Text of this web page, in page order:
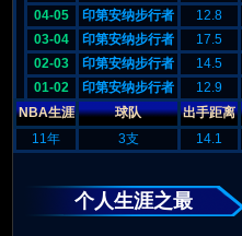
04-05
印第安纳步行者 12.8
03-04
印第安纳步行者 17.5
02-03
印第安纳步行者 14.5
01-02
印第安纳步行者 12.9
NBA生涯
球队 出手距离
11年
3支 14.1
个人生涯之最